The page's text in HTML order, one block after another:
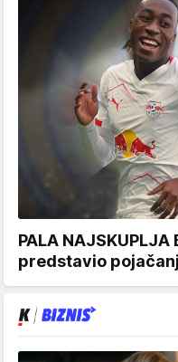
PALA NAJSKUPLJA
predstavio